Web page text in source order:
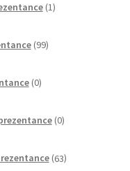
1izdelek
99izdelkov
0izdelkov
0izdelkov
63izdelkov